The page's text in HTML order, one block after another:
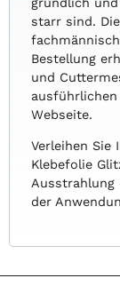
starr sind.
Bestellung
und
Webseite.
Verleihen Sie
Klebefolie
Ausstrahlung
der